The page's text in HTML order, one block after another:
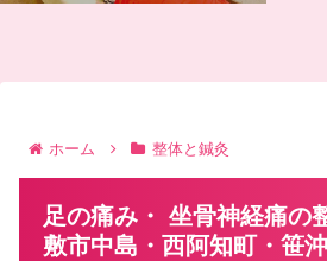
ホーム 整体と鍼灸
足の痛み・ 坐骨神経痛の
敷市中島・西阿知町・笹